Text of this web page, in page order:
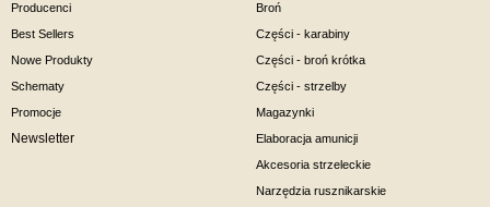
Producenci
Best Sellers
Nowe Produkty
Schematy
Promocje
Newsletter
Broń
Części - karabiny
Części - broń krótka
Części - strzelby
Magazynki
Elaboracja amunicji
Akcesoria strzeleckie
Narzędzia rusznikarskie